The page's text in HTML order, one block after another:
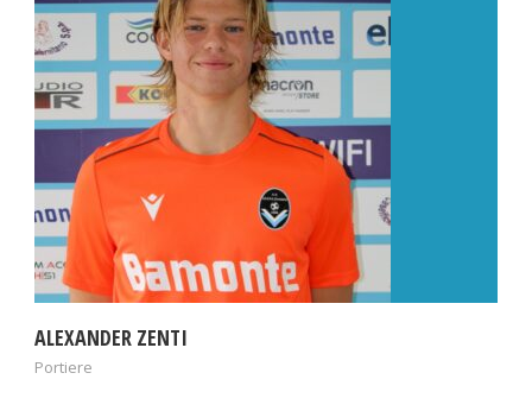
ALEXANDER ZENTI
Portiere